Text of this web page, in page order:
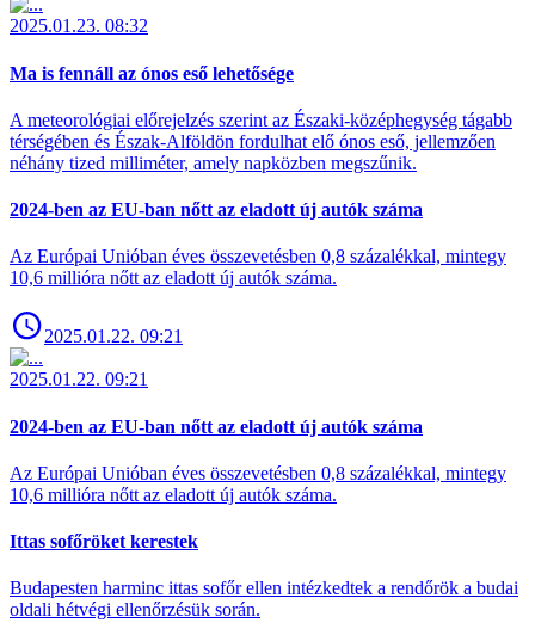
2025.01.23. 08:32
Ma is fennáll az ónos eső lehetősége
A meteorológiai előrejelzés szerint az Északi-középhegység tágabb
térségében és Észak-Alföldön fordulhat elő ónos eső, jellemzően
néhány tized milliméter, amely napközben megszűnik.
2024-ben az EU-ban nőtt az eladott új autók száma
Az Európai Unióban éves összevetésben 0,8 százalékkal, mintegy
10,6 millióra nőtt az eladott új autók száma.
2025.01.22. 09:21
2025.01.22. 09:21
2024-ben az EU-ban nőtt az eladott új autók száma
Az Európai Unióban éves összevetésben 0,8 százalékkal, mintegy
10,6 millióra nőtt az eladott új autók száma.
Ittas sofőröket kerestek
Budapesten harminc ittas sofőr ellen intézkedtek a rendőrök a budai
oldali hétvégi ellenőrzésük során.